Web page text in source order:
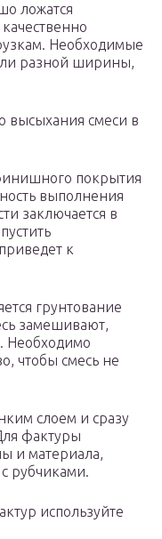
ложатся
Необходимые
разной ширины,
высыхания смеси в
покрытия
выполнения
заключается в
к
грунтование
замешивают,
Необходимо
чтобы смесь не
слоем и сразу
фактуры
и материала,
рубчиками.
используйте